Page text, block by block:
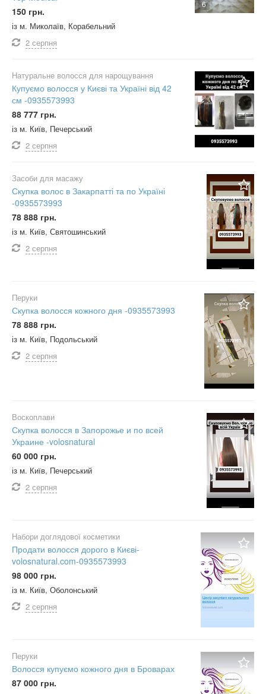
6
150 грн.
із м. Миколаїв, Корабельний
2 серпня
Натуральне волосся для нарощування
Купуємо волосся у Києві та Україні від 42
см -0935573993
88 777 грн.
із м. Київ, Печерський
2 серпня
Засоби для масажу
Скупка волос в Закарпатті та по Україні
-0935573993
78 888 грн.
із м. Київ, Святошинський
2 серпня
Перуки
Скупка волосся кожного дня -0935573993
78 888 грн.
із м. Київ, Подольський
2 серпня
Воскоплави
Скупка волосся в Запорожье и по всей
Украине -volosnatural
60 000 грн.
із м. Київ, Печерський
2 серпня
Набори доглядової косметики
Продати волосся дорого в Києві-
volosnatural.com-0935573993
98 000 грн.
із м. Київ, Оболонський
2 серпня
Перуки
Волосся купуємо кожного дня в Броварах
87 000 грн.